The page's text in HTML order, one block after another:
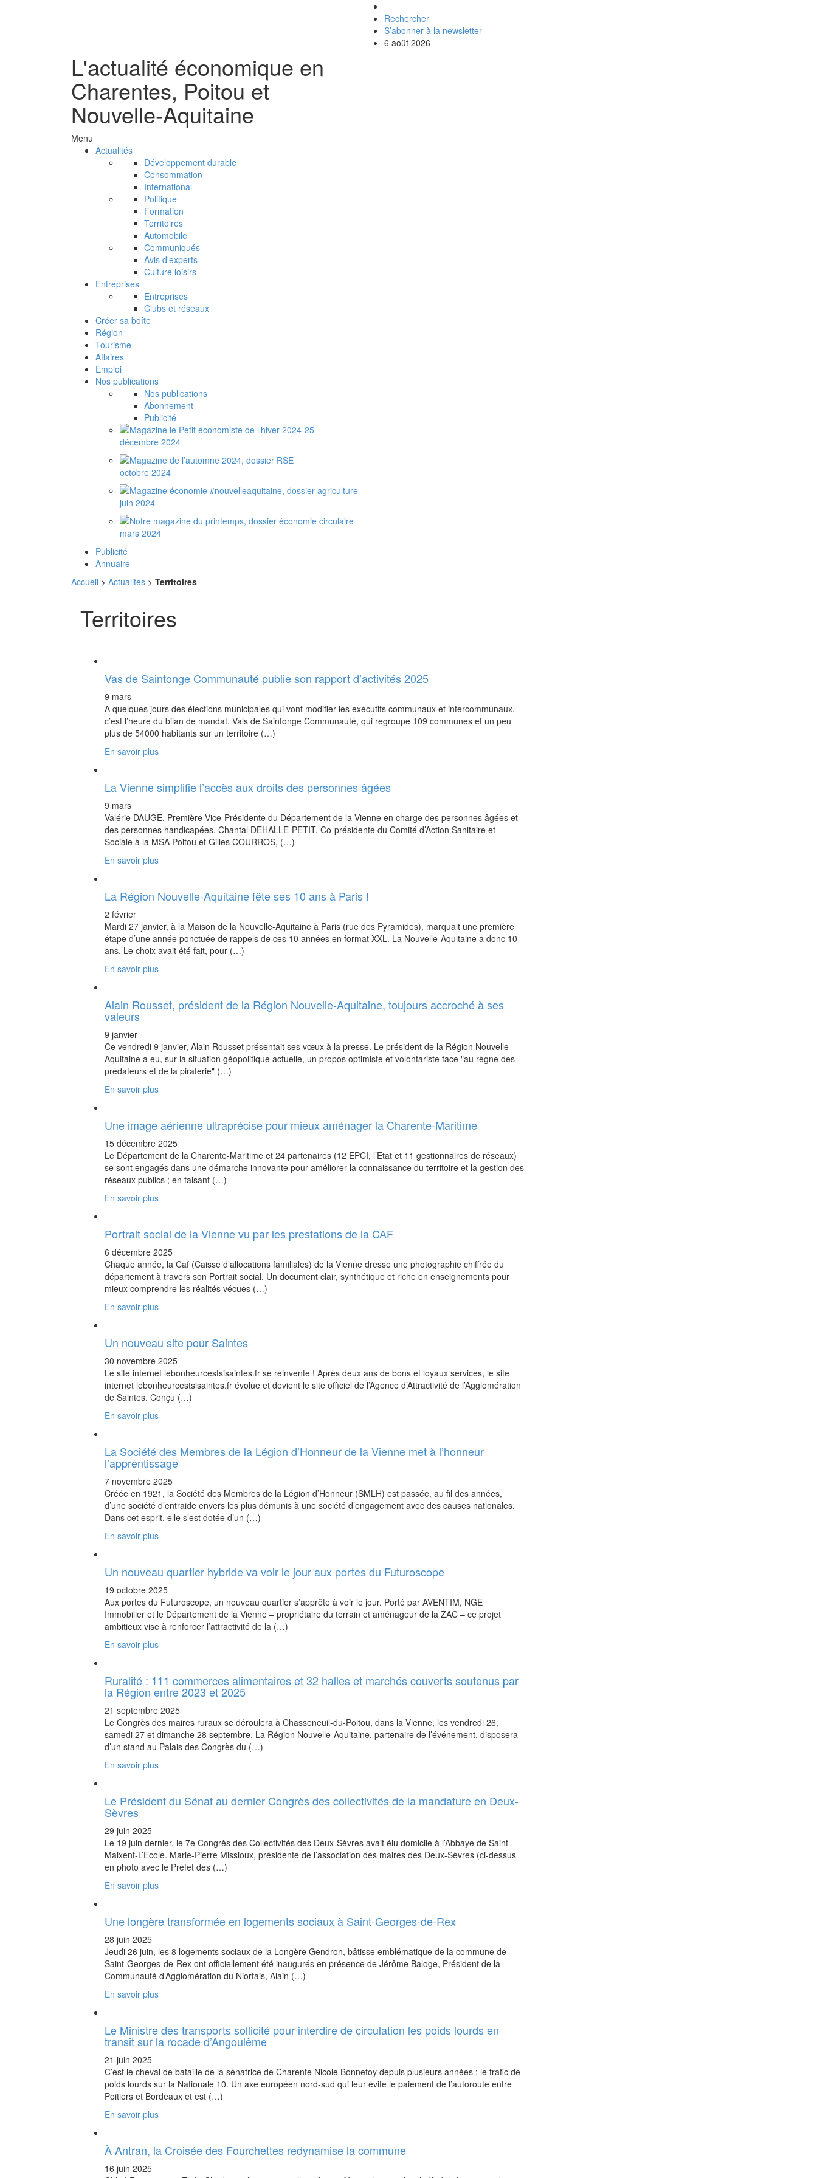
L'actualité économique en
Charentes, Poitou et
Nouvelle-Aquitaine
Rechercher
S’abonner à la newsletter
6 août 2026
Menu
Actualités
Développement durable
Consommation
International
Politique
Formation
Territoires
Automobile
Communiqués
Avis d'experts
Culture loisirs
Entreprises
Entreprises
Clubs et réseaux
Créer sa boîte
Région
Tourisme
Affaires
Emploi
Nos publications
Nos publications
Abonnement
Publicité
décembre 2024
octobre 2024
juin 2024
mars 2024
Publicité
Annuaire
Accueil > Actualités > Territoires
Territoires
Vas de Saintonge Communauté publie son rapport d’activités 2025
9 mars
A quelques jours des élections municipales qui vont modifier les exécutifs communaux et intercommunaux,
c’est l’heure du bilan de mandat. Vals de Saintonge Communauté, qui regroupe 109 communes et un peu
plus de 54000 habitants sur un territoire (…)
En savoir plus
La Vienne simplifie l’accès aux droits des personnes âgées
9 mars
Valérie DAUGE, Première Vice-Présidente du Département de la Vienne en charge des personnes âgées et
des personnes handicapées, Chantal DEHALLE-PETIT, Co-présidente du Comité d’Action Sanitaire et
Sociale à la MSA Poitou et Gilles COURROS, (…)
En savoir plus
La Région Nouvelle-Aquitaine fête ses 10 ans à Paris !
2 février
Mardi 27 janvier, à la Maison de la Nouvelle-Aquitaine à Paris (rue des Pyramides), marquait une première
étape d’une année ponctuée de rappels de ces 10 années en format XXL. La Nouvelle-Aquitaine a donc 10
ans. Le choix avait été fait, pour (…)
En savoir plus
Alain Rousset, président de la Région Nouvelle-Aquitaine, toujours accroché à ses
valeurs
9 janvier
Ce vendredi 9 janvier, Alain Rousset présentait ses vœux à la presse. Le président de la Région Nouvelle-
Aquitaine a eu, sur la situation géopolitique actuelle, un propos optimiste et volontariste face "au règne des
prédateurs et de la piraterie" (…)
En savoir plus
Une image aérienne ultraprécise pour mieux aménager la Charente-Maritime
15 décembre 2025
Le Département de la Charente-Maritime et 24 partenaires (12 EPCI, l’Etat et 11 gestionnaires de réseaux)
se sont engagés dans une démarche innovante pour améliorer la connaissance du territoire et la gestion des
réseaux publics ; en faisant (…)
En savoir plus
Portrait social de la Vienne vu par les prestations de la CAF
6 décembre 2025
Chaque année, la Caf (Caisse d’allocations familiales) de la Vienne dresse une photographie chiffrée du
département à travers son Portrait social. Un document clair, synthétique et riche en enseignements pour
mieux comprendre les réalités vécues (…)
En savoir plus
Un nouveau site pour Saintes
30 novembre 2025
Le site internet lebonheurcestsisaintes.fr se réinvente ! Après deux ans de bons et loyaux services, le site
internet lebonheurcestsisaintes.fr évolue et devient le site officiel de l’Agence d’Attractivité de l’Agglomération
de Saintes. Conçu (…)
En savoir plus
La Société des Membres de la Légion d’Honneur de la Vienne met à l’honneur
l’apprentissage
7 novembre 2025
Créée en 1921, la Société des Membres de la Légion d’Honneur (SMLH) est passée, au fil des années,
d’une société d’entraide envers les plus démunis à une société d’engagement avec des causes nationales.
Dans cet esprit, elle s’est dotée d’un (…)
En savoir plus
Un nouveau quartier hybride va voir le jour aux portes du Futuroscope
19 octobre 2025
Aux portes du Futuroscope, un nouveau quartier s’apprête à voir le jour. Porté par AVENTIM, NGE
Immobilier et le Département de la Vienne – propriétaire du terrain et aménageur de la ZAC – ce projet
ambitieux vise à renforcer l’attractivité de la (…)
En savoir plus
Ruralité : 111 commerces alimentaires et 32 halles et marchés couverts soutenus par
la Région entre 2023 et 2025
21 septembre 2025
Le Congrès des maires ruraux se déroulera à Chasseneuil-du-Poitou, dans la Vienne, les vendredi 26,
samedi 27 et dimanche 28 septembre. La Région Nouvelle-Aquitaine, partenaire de l’événement, disposera
d’un stand au Palais des Congrès du (…)
En savoir plus
Le Président du Sénat au dernier Congrès des collectivités de la mandature en Deux-
Sèvres
29 juin 2025
Le 19 juin dernier, le 7e Congrès des Collectivités des Deux-Sèvres avait élu domicile à l’Abbaye de Saint-
Maixent-L’Ecole. Marie-Pierre Missioux, présidente de l’association des maires des Deux-Sèvres (ci-dessus
en photo avec le Préfet des (…)
En savoir plus
Une longère transformée en logements sociaux à Saint-Georges-de-Rex
28 juin 2025
Jeudi 26 juin, les 8 logements sociaux de la Longère Gendron, bâtisse emblématique de la commune de
Saint-Georges-de-Rex ont officiellement été inaugurés en présence de Jérôme Baloge, Président de la
Communauté d’Agglomération du Niortais, Alain (…)
En savoir plus
Le Ministre des transports sollicité pour interdire de circulation les poids lourds en
transit sur la rocade d’Angoulême
21 juin 2025
C’est le cheval de bataille de la sénatrice de Charente Nicole Bonnefoy depuis plusieurs années : le trafic de
poids lourds sur la Nationale 10. Un axe européen nord-sud qui leur évite le paiement de l’autoroute entre
Poitiers et Bordeaux et est (…)
En savoir plus
À Antran, la Croisée des Fourchettes redynamise la commune
16 juin 2025